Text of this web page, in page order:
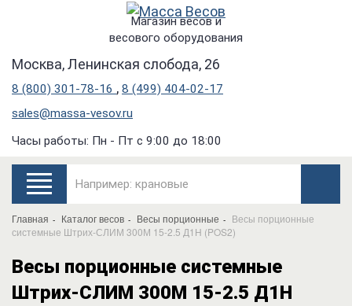
Магазин весов и
весового оборудования
Москва, Ленинская слобода, 26
8 (800) 301-78-16 , 8 (499) 404-02-17
sales@massa-vesov.ru
Часы работы: Пн - Пт с 9:00 до 18:00
Главная Каталог весов Весы порционные
Весы порционные
системные Штрих-СЛИМ 300М 15-2.5 Д1Н (POS2)
Весы порционные системные
Штрих-СЛИМ 300М 15-2.5 Д1Н